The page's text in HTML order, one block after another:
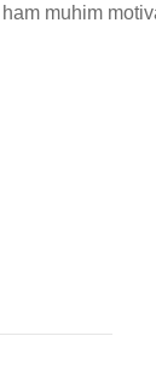
muhim